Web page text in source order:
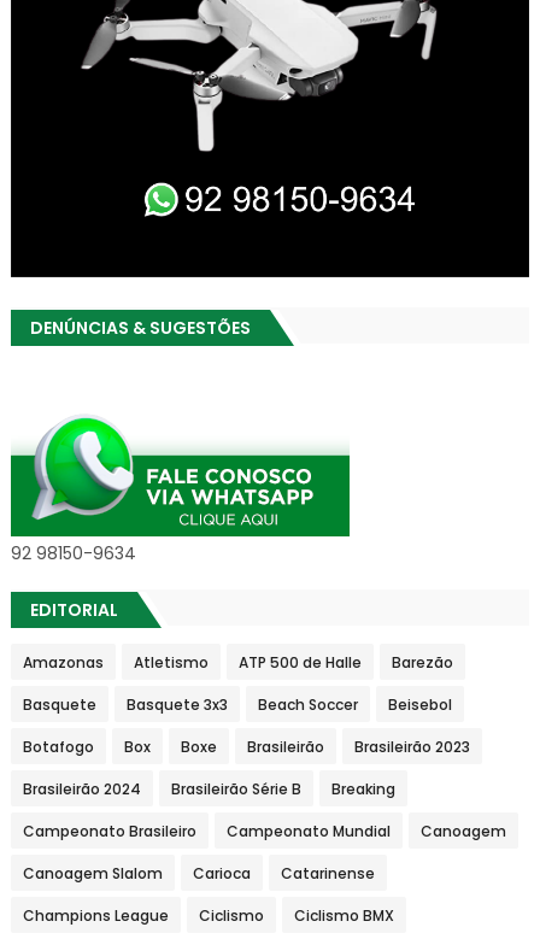
DENÚNCIAS & SUGESTÕES
92 98150-9634
EDITORIAL
Amazonas Atletismo ATP 500 de Halle Barezão
Basquete Basquete 3x3 Beach Soccer Beisebol
Botafogo Box Boxe Brasileirão Brasileirão 2023
Brasileirão 2024 Brasileirão Série B Breaking
Campeonato Brasileiro Campeonato Mundial Canoagem
Canoagem Slalom Carioca Catarinense
Champions League Ciclismo Ciclismo BMX